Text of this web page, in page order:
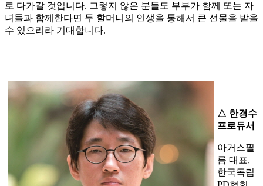
로 다가갈 것입니다. 그렇지 않은 분들도 부부가 함께 또는 자
녀들과 함께한다면 두 할머니의 인생을 통해서 큰 선물을 받을
수 있으리라 기대합니다.
△ 한경수
프로듀서
아거스필
름 대표,
한국독립